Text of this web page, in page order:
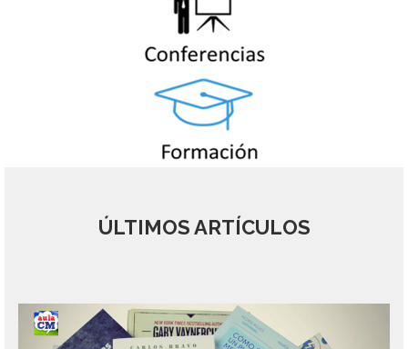
ÚLTIMOS ARTÍCULOS